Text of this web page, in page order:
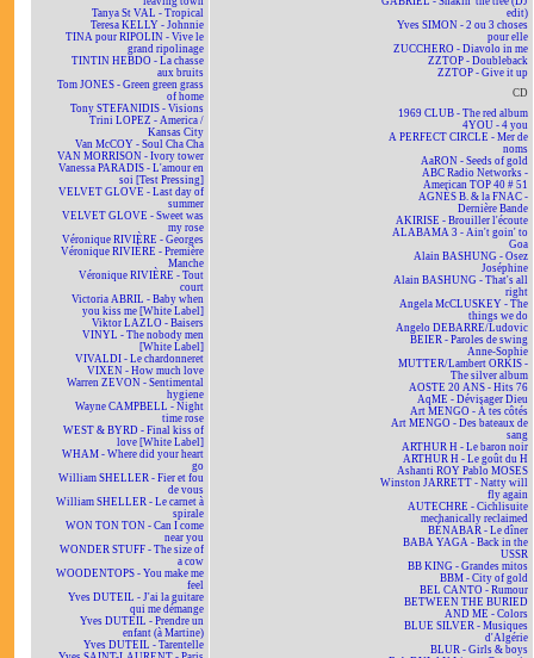
Tanya St VAL - Tropical
Teresa KELLY - Johnnie
TINA pour RIPOLIN - Vive le
grand ripolinage
TINTIN HEBDO - La chasse
aux bruits
Tom JONES - Green green grass
of home
Tony STEFANIDIS - Visions
Trini LOPEZ - America /
Kansas City
Van McCOY - Soul Cha Cha
VAN MORRISON - Ivory tower
Vanessa PARADIS - L'amour en
soi [Test Pressing]
VELVET GLOVE - Last day of
summer
VELVET GLOVE - Sweet was
my rose
Véronique RIVIÈRE - Georges
Véronique RIVIÈRE - Première
Manche
Véronique RIVIÈRE - Tout
court
Victoria ABRIL - Baby when
you kiss me [White Label]
Viktor LAZLO - Baisers
VINYL - The nobody men
[White Label]
VIVALDI - Le chardonneret
VIXEN - How much love
Warren ZEVON - Sentimental
hygiene
Wayne CAMPBELL - Night
time rose
WEST & BYRD - Final kiss of
love [White Label]
WHAM - Where did your heart
go
William SHELLER - Fier et fou
de vous
William SHELLER - Le carnet à
spirale
WON TON TON - Can I come
near you
WONDER STUFF - The size of
a cow
WOODENTOPS - You make me
feel
Yves DUTEIL - J'ai la guitare
qui me démange
Yves DUTEIL - Prendre un
enfant (à Martine)
Yves DUTEIL - Tarentelle
edit)
Yves SIMON - 2 ou 3 choses
pour elle
ZUCCHERO - Diavolo in me
ZZTOP - Doubleback
ZZTOP - Give it up
CD
1969 CLUB - The red album
4YOU - 4 you
A PERFECT CIRCLE - Mer de
noms
AaRON - Seeds of gold
ABC Radio Networks -
American TOP 40 # 51
AGNÈS B. & la FNAC -
Dernière Bande
AKIRISE - Brouiller l'écoute
ALABAMA 3 - Ain't goin' to
Goa
Alain BASHUNG - Osez
Joséphine
Alain BASHUNG - That's all
right
Angela McCLUSKEY - The
things we do
Angelo DEBARRE/Ludovic
BEIER - Paroles de swing
Anne-Sophie
MUTTER/Lambert ORKIS -
The silver album
AOSTE 20 ANS - Hits 76
AqME - Dévisager Dieu
Art MENGO - À tes côtés
Art MENGO - Des bateaux de
sang
ARTHUR H - Le baron noir
ARTHUR H - Le goût du H
Ashanti ROY Pablo MOSES
Winston JARRETT - Natty will
fly again
AUTECHRE - Cichlisuite
mechanically reclaimed
BÉNABAR - Le dîner
BABA YAGA - Back in the
USSR
BB KING - Grandes mitos
BBM - City of gold
BEL CANTO - Rumour
BETWEEN THE BURIED
AND ME - Colors
BLUE SILVER - Musiques
d'Algérie
BLUR - Girls & boys